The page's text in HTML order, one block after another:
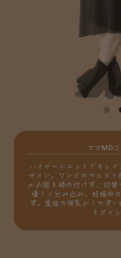
ママMDコ
ハイゲージニットでキレ
ザイン。ワンピのウエスト
がお腹を締め付けず、切替
優しく包み込み、妊娠中
す。産後の授乳がしやす
もポイ